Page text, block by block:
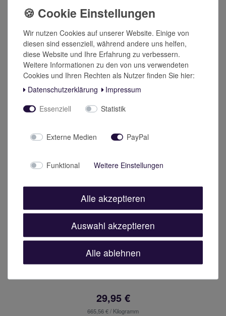
49,90 €
1.188,10 € / Kilogramm
inkl. ges. MwSt. zzgl.
Versandkosten
Kurkuma Kapseln
29,95 €
665,56 € / Kilogramm
Wir nutzen Cookies auf unserer Website. Einige von
diesen sind essenziell, während andere uns helfen,
diese Website und Ihre Erfahrung zu verbessern.
Weitere Informationen zu den von uns verwendeten
Cookies und Ihren Rechten als Nutzer finden Sie hier:
Daten­schutz­erklärung
Impressum
Essenziell
Statistik
Externe Medien PayPal
Funktional Weitere Einstellungen
Alle akzeptieren
Auswahl akzeptieren
Alle ablehnen